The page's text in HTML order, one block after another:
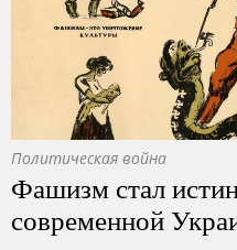
Политическая война
Фашизм стал
современной